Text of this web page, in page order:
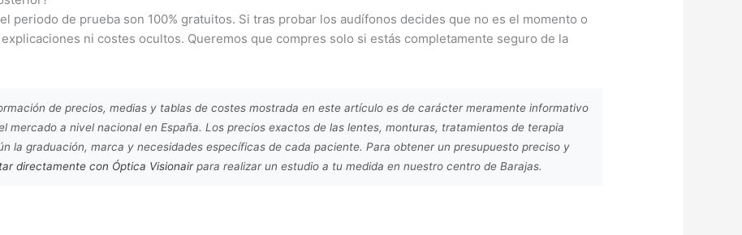
periodo de prueba son 100% gratuitos. Si tras probar los audífonos decides que no es el momento o
ni costes ocultos. Queremos que compres solo si estás completamente seguro de la
de precios, medias y tablas de costes mostrada en este artículo es de carácter meramente informativo
mercado a nivel nacional en España. Los precios exactos de las lentes, monturas, tratamientos de terapia
la graduación, marca y necesidades específicas de cada paciente. Para obtener un presupuesto preciso y
directamente con Óptica Visionairpara realizar un estudio a tu medida en nuestro centro de Barajas.